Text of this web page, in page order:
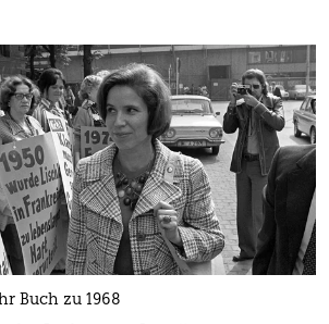
Buch zu 1968